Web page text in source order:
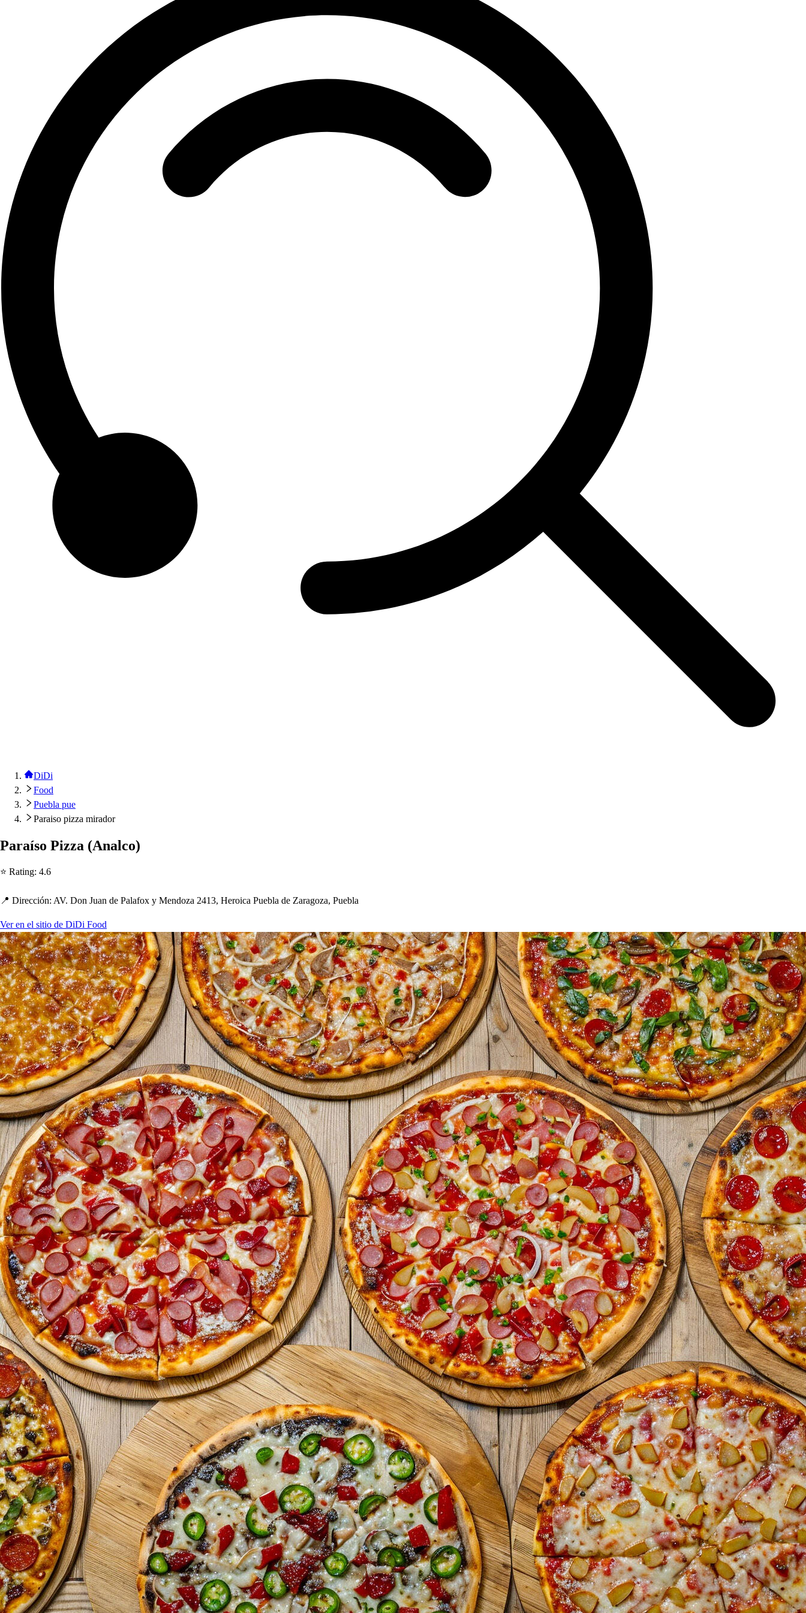
DiDi
Food
Puebla pue
Paraiso pizza mirador
Paraíso Pizza (Analco)
⭐ Rating: 4.6
📍 Dirección: AV. Don Juan de Palafox y Mendoza 2413, Heroica Puebla de Zaragoza, Puebla
Ver en el sitio de DiDi Food